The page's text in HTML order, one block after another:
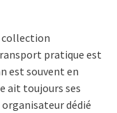
collection
pratique est
est souvent en
ait toujours ses
organisateur dédié